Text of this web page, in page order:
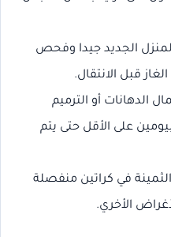
الجديد جيدا وفحص
قبل الانتقال.
الدهانات أو الترميم
على الأقل حتى يتم
في كراتين منفصلة
الأخري.